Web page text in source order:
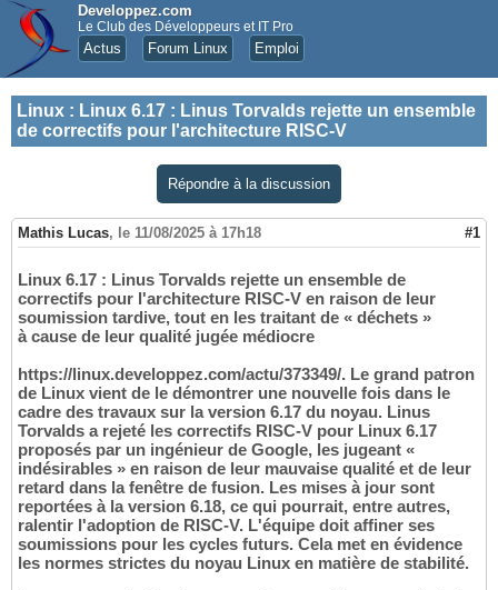
Developpez.com
Le Club des Développeurs et IT Pro
Actus Forum Linux Emploi
Linux : Linux 6.17 : Linus Torvalds rejette un ensemble
de correctifs pour l'architecture RISC-V
Répondre à la discussion
Mathis Lucas, le 11/08/2025 à 17h18 #1
Linux 6.17 : Linus Torvalds rejette un ensemble de
correctifs pour l'architecture RISC-V en raison de leur
soumission tardive, tout en les traitant de « déchets »
à cause de leur qualité jugée médiocre
https://linux.developpez.com/actu/373349/. Le grand patron
de Linux vient de le démontrer une nouvelle fois dans le
cadre des travaux sur la version 6.17 du noyau. Linus
Torvalds a rejeté les correctifs RISC-V pour Linux 6.17
proposés par un ingénieur de Google, les jugeant «
indésirables » en raison de leur mauvaise qualité et de leur
retard dans la fenêtre de fusion. Les mises à jour sont
reportées à la version 6.18, ce qui pourrait, entre autres,
ralentir l'adoption de RISC-V. L'équipe doit affiner ses
soumissions pour les cycles futurs. Cela met en évidence
les normes strictes du noyau Linux en matière de stabilité.